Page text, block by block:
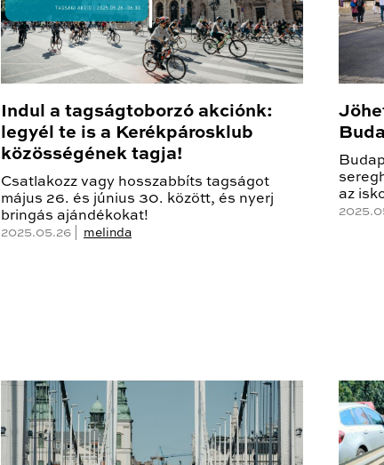
Indul a tagságtoborzó akciónk:
legyél te is a Kerékpárosklub
közösségének tagja!
Csatlakozz vagy hosszabbíts tagságot
május 26. és június 30. között, és nyerj
bringás ajándékokat!
2025.05.26 | melinda
az